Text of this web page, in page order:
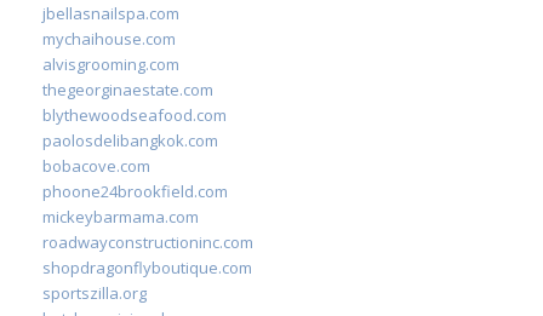
jbellasnailspa.com
mychaihouse.com
alvisgrooming.com
thegeorginaestate.com
blythewoodseafood.com
paolosdelibangkok.com
bobacove.com
phoone24brookfield.com
mickeybarmama.com
roadwayconstructioninc.com
shopdragonflyboutique.com
sportszilla.org